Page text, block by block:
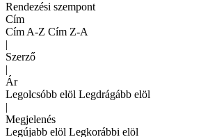
Rendezési szempont
Cím
Cím A-Z Cím Z-A
|
Szerző
|
Ár
Legolcsóbb elöl Legdrágább elöl
|
Megjelenés
Legújabb elöl Legkorábbi elöl